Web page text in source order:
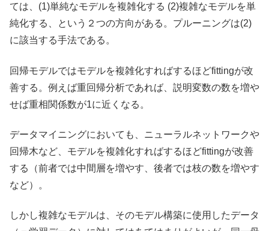
ては、(1)単純なモデルを複雑化する (2)複雑なモデルを単
純化する、という２つの方向がある。プルーニングは(2)
に該当する手法である。
回帰モデルではモデルを複雑化すればするほどfittingが改
善する。例えば重回帰分析であれば、説明変数の数を増や
せば重相関係数が1に近くなる。
データマイニングにおいても、ニューラルネットワークや
回帰木など、モデルを複雑化すればするほどfittingが改善
する（前者では中間層を増やす、後者では枝の数を増やす
など）。
しかし複雑なモデルは、そのモデル構築に使用したデータ